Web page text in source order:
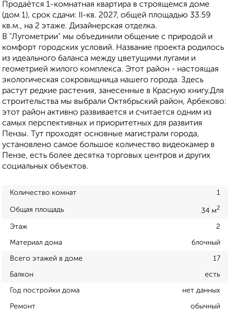
Продаётся 1-комнатная квартира в строящемся доме
(дом 1), срок сдачи: II-кв. 2027, общей площадью 33.59
кв.м., на 2 этаже. Дизайнерская отделка.
В "Лугометрии" мы объединили общение с природой и
комфорт городских условий. Название проекта родилось
из идеального баланса между цветущими лугами и
геометрией жилого комплекса. Этот район - настоящая
экологическая сокровищница нашего города. Здесь
растут редкие растения, занесенные в Красную книгу.Для
строительства мы выбрали Октябрьский район, Арбеково:
этот район активно развивается и считается одним из
самых перспективных и приоритетных для развития
Пензы. Тут проходят основные магистрали города,
установлено самое большое количество видеокамер в
Пензе, есть более десятка торговых центров и других
социальных объектов.
Количество комнат 1
Общая площадь 34 м2
Этаж 2
Материал дома блочный
Всего этажей в доме 17
Балкон есть
Год постройки дома нет данных
Ремонт обычный